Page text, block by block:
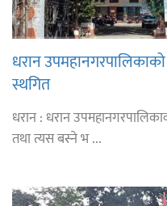
धरान
स्थगित
धरान : धरान
तथा त्यस बस्ने भ ...